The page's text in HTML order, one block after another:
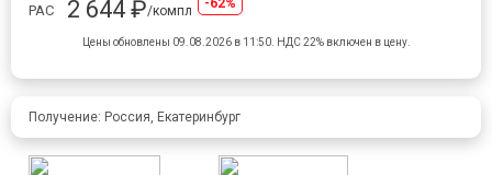
РАС 2 644 ₽/компл -62%
Цены обновлены 09.08.2026 в 11:50. НДС 22% включен в цену.
Получение: Россия, Екатеринбург